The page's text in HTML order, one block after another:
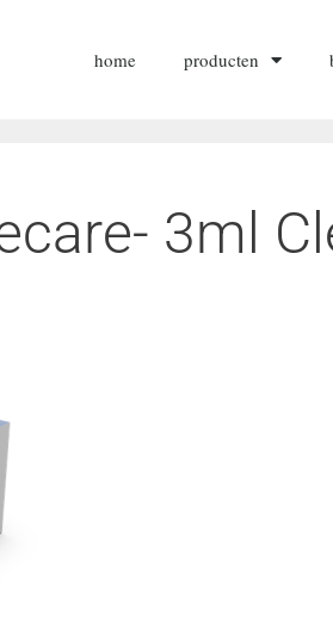
home producten
3ml